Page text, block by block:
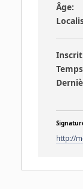
Âge:
http://